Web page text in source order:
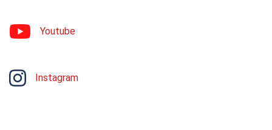
Youtube
Instagram